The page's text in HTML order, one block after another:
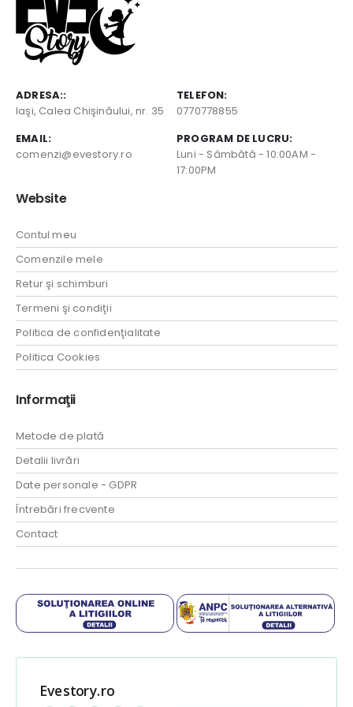
ADRESA::
Iaşi, Calea Chişinăului, nr. 35
TELEFON:
0770778855
EMAIL:
comenzi@evestory.ro
PROGRAM DE LUCRU:
Luni - Sâmbătă - 10:00AM -
17:00PM
Website
Contul meu
Comenzile mele
Retur şi schimburi
Termeni şi condiţii
Politica de confidenţialitate
Politica Cookies
Informaţii
Metode de plată
Detalii livrări
Date personale - GDPR
Întrebări frecvente
Contact
Evestory.ro